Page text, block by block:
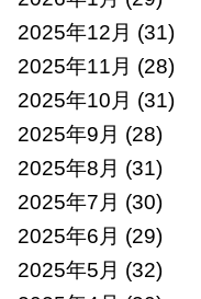
2025年12月 (31)
2025年11月 (28)
2025年10月 (31)
2025年9月 (28)
2025年8月 (31)
2025年7月 (30)
2025年6月 (29)
2025年5月 (32)